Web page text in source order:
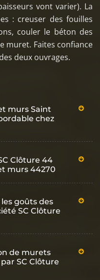
vont varier). La
: creuser des fouilles
couler le béton des
muret. Faites confiance
deux ouvrages.
murs Saint
chez
Clôture 44
murs 44270
goûts des
SC Clôture
de murets
SC Clôture